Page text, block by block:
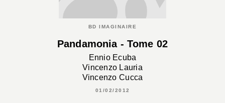
BD IMAGINAIRE
Pandamonia - Tome 02
Ennio Ecuba
Vincenzo Lauria
Vincenzo Cucca
01/02/2012